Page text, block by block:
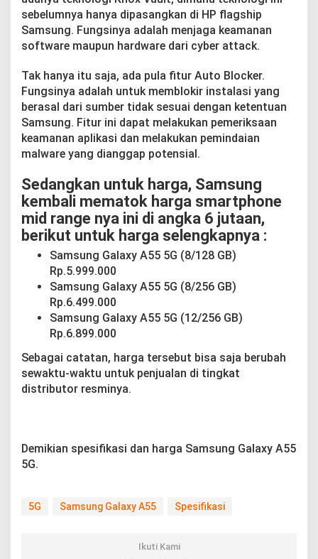
sebelumnya hanya dipasangkan di HP flagship
Samsung. Fungsinya adalah menjaga keamanan
software maupun hardware dari cyber attack.
Tak hanya itu saja, ada pula fitur Auto Blocker.
Fungsinya adalah untuk memblokir instalasi yang
berasal dari sumber tidak sesuai dengan ketentuan
Samsung. Fitur ini dapat melakukan pemeriksaan
keamanan aplikasi dan melakukan pemindaian
malware yang dianggap potensial.
Sedangkan untuk harga, Samsung
kembali mematok harga smartphone
mid range nya ini di angka 6 jutaan,
berikut untuk harga selengkapnya :
Samsung Galaxy A55 5G (8/128 GB)
Rp.5.999.000
Samsung Galaxy A55 5G (8/256 GB)
Rp.6.499.000
Samsung Galaxy A55 5G (12/256 GB)
Rp.6.899.000
Sebagai catatan, harga tersebut bisa saja berubah
sewaktu-waktu untuk penjualan di tingkat
distributor resminya.
Demikian spesifikasi dan harga Samsung Galaxy A55
5G.
5G Samsung Galaxy A55 Spesifikasi
Ikuti Kami